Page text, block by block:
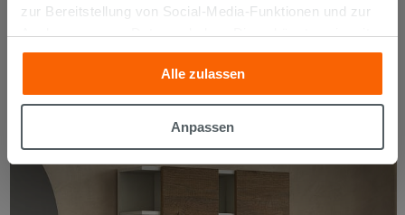
zur Bereitstellung von Social-Media-Funktionen und zur
Analyse unseres Datenverkehrs. Diese könnten sie mit
anderen Informationen, die Sie ihnen geliefert haben oder
die sie aufgrund Ihrer Verwendung ihrer Dienste
gesammelt haben, kombinieren. Falls Sie mehr wissen
möchten oder Ihre Zustimmung zu allen oder einigen
Zustimmung kann durch Klicken auf die Schaltfläche
„Cookies akzeptieren“ gegeben werden. Wenn Sie auf
die Schaltfläche "X" klicken, können Sie das Surfen erst
Alle zulassen
Anpassen
Lampen